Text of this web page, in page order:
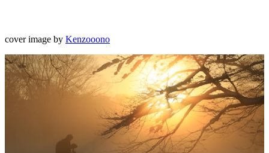
cover image by Kenzooono